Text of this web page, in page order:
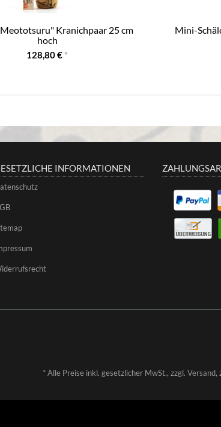
Kranichpaar 25 cm
hoch
128,80 € *
Mini-
INFORMATIONEN
*Alle Preise inkl. gesetzlicher MwSt., zzgl. Versand,